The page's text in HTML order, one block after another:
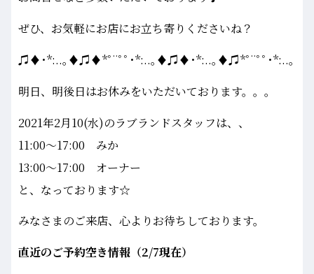
ぜひ、お気軽にお店にお立ち寄りくださいね？
♫♦･*:..｡♦♫♦*ﾟ¨ﾟﾟ･*:..｡♦♫♦･*:..｡♦♫*ﾟ¨ﾟﾟ･*:..｡
明日、明後日はお休みをいただいております。。。
2021年2月10(水)のラブランドスタッフは、、
11:00～17:00 みか
13:00～17:00 オーナー
と、なっております☆
みなさまのご来店、心よりお待ちしております。
直近のご予約空き情報（2/7現在）